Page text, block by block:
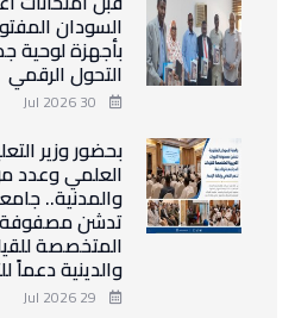
السودان
بأجهزة لوحية
التحول الرقمي
بحضور وزير
العلمي وعدد
والمدنية..
تدشن مصفوفة
المتخصصة
والدينية دعماً